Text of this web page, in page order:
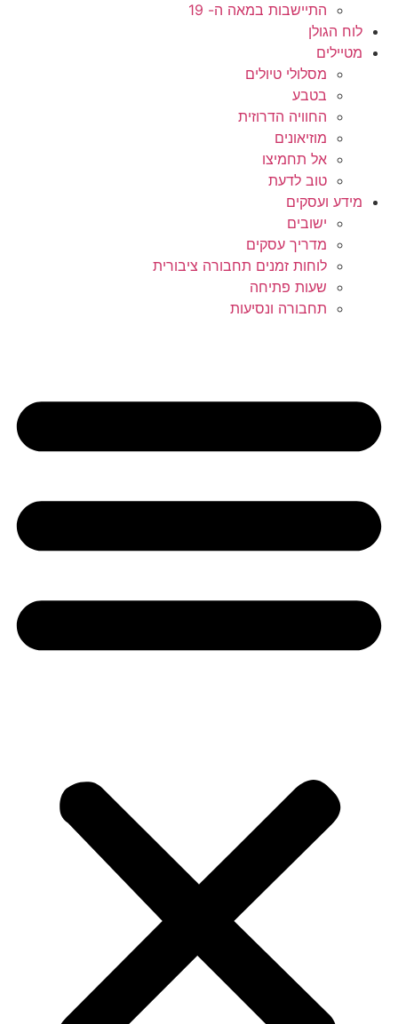
התיישבות במאה ה- 19
לוח הגולן
מטיילים
מסלולי טיולים
בטבע
החוויה הדרוזית
מוזיאונים
אל תחמיצו
טוב לדעת
מידע ועסקים
ישובים
מדריך עסקים
לוחות זמנים תחבורה ציבורית
שעות פתיחה
תחבורה ונסיעות